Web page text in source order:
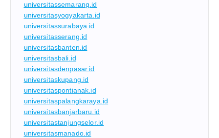
universitassemarang.id
universitasyogyakarta.id
universitassurabaya.id
universitasserang.id
universitasbanten.id
universitasbali.id
universitasdenpasar.id
universitaskupang.id
universitaspontianak.id
universitaspalangkaraya.id
universitasbanjarbaru.id
universitastanjungselor.id
universitasmanado.id